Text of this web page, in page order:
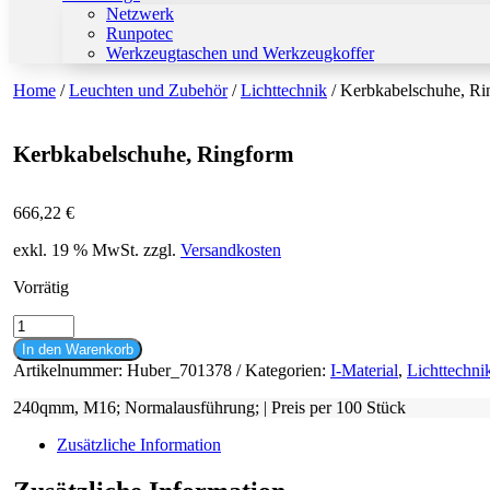
Netzwerk
Runpotec
Werkzeugtaschen und Werkzeugkoffer
Home /Leuchten und Zubehör/Lichttechnik / Kerbkabelschuhe,
Kerbkabelschuhe, Ringform
666,22 €
exkl. 19 % MwSt. zzgl. Versandkosten
Vorrätig
Kerbkabelschuhe,
Ringform
Menge
In den Warenkorb
Artikelnummer: Huber_701378 Kategorien: I-Material,
240qmm, M16; Normalausführung; | Preis per 100 Stück
Zusätzliche Information